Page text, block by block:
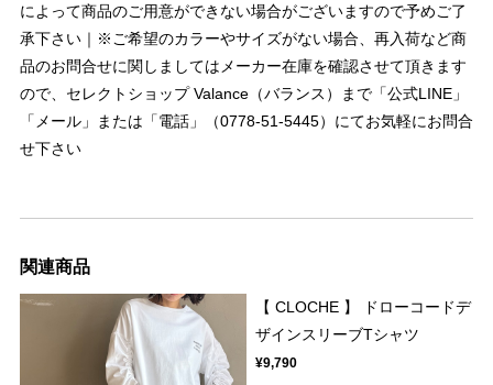
によって商品のご用意ができない場合がございますので予めご了
承下さい｜※ご希望のカラーやサイズがない場合、再入荷など商
品のお問合せに関しましてはメーカー在庫を確認させて頂きます
ので、セレクトショップ Valance（バランス）まで「公式LINE」
「メール」または「電話」（0778-51-5445）にてお気軽にお問合
せ下さい
関連商品
【 CLOCHE 】 ドローコードデ
ザインスリーブTシャツ
¥9,790